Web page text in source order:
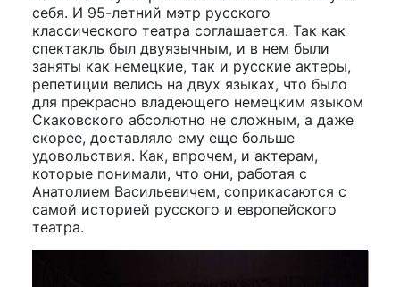
себя. И 95-летний мэтр русского
классического театра соглашается. Так как
спектакль был двуязычным, и в нем были
заняты как немецкие, так и русские актеры,
репетиции велись на двух языках, что было
для прекрасно владеющего немецким языком
Скаковского абсолютно не сложным, а даже
скорее, доставляло ему еще больше
удовольствия. Как, впрочем, и актерам,
которые понимали, что они, работая с
Анатолием Васильевичем, соприкасаются с
самой историей русского и европейского
театра.